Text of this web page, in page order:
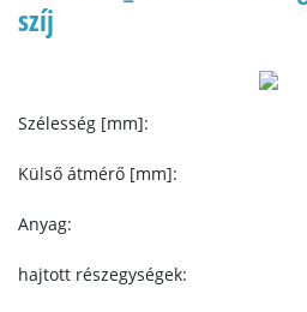
szíj
Szélesség [mm]:
Külső átmérő [mm]:
Anyag:
hajtott részegységek: